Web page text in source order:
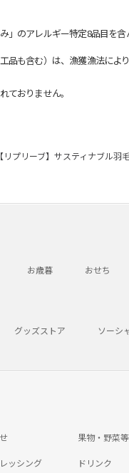
のアレルギー特定8品目を含
も含む）は、漁獲漁法によ
おりません。
【リプリーブ】サスティナブル
お歳暮 おせち
グッズストア ソーシ
果物・野菜等
ッシング ドリンク